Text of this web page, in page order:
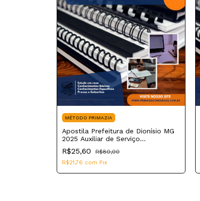
MÉTODO PRIMAZIA
Apostila Prefeitura de Dionísio MG
2025 Auxiliar de Serviço
Administrativo
R$25,60
R$80,00
R$21,76 com Pix